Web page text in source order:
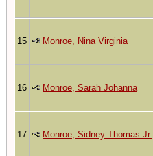
15 Monroe, Nina Virginia
16 Monroe, Sarah Johanna
17 Monroe, Sidney Thomas Jr.